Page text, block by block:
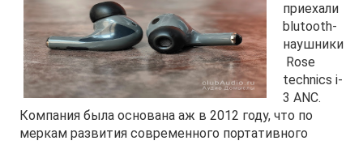
приехали
blutooth-
наушники
Rose
technics i-
3 ANC.
Компания была основана аж в 2012 году, что по
меркам развития современного портативного